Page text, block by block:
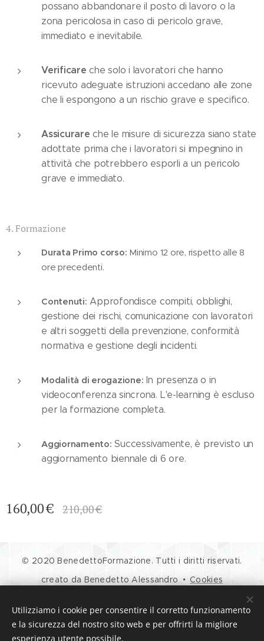
possano abbandonare il posto di lavoro o la
zona pericolosa in caso di pericolo grave,
immediato e inevitabile.
Verificare che solo i lavoratori che hanno
ricevuto adeguate istruzioni accedano alle zone
che li espongono a un rischio grave e specifico.
Assicurare che le misure di sicurezza siano state
adottate prima che i lavoratori si impegnino in
attività che potrebbero esporli a un pericolo
grave e immediato.
4. Formazione
Durata Primo corso: Minimo 12 ore, rispetto alle 8
ore precedenti.
Contenuti: Approfondisce compiti, obblighi,
gestione dei rischi, comunicazione con lavoratori
e altri soggetti della prevenzione, conformità
normativa e gestione degli incidenti.
Modalità di erogazione: In presenza o in
videoconferenza sincrona. L'e-learning è escluso
per la formazione completa.
Aggiornamento: Successivamente, è previsto un
aggiornamento biennale di 6 ore.
160,00€ 210,00€
© 2020 BenedettoFormazione. Tutti i diritti riservati.
creato da Benedetto Alessandro
Cookies
Lingue
Italiano
English
Utilizziamo i cookie per consentire il corretto funzionamento
e la sicurezza del nostro sito web e per offrirti la migliore
esperienza utente possibile.